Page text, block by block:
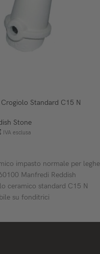
Standard C15 N
Stone
IVA esclusa
impasto normale per leghe
Manfredi Reddish
ceramico standard C15 N
su fonditrici